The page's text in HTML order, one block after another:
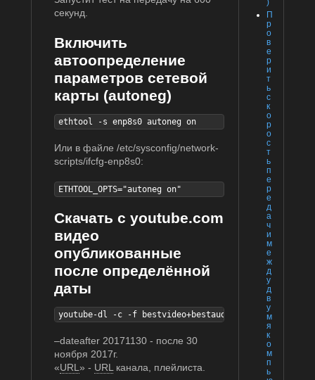
П
р
о
в
е
р
и
т
ь
с
к
о
р
о
с
т
ь
п
е
р
е
д
а
ч
и
м
е
ж
д
у
д
в
у
м
я
к
о
м
п
ь
секунд.
Включить
автоопределение
параметров сетевой
карты (autoneg)
ethtool -s enp8s0 autoneg on
Или в файле /etc/sysconfig/network-
scripts/ifcfg-enp8s0:
ETHTOOL_OPTS="autoneg on"
Скачать с youtube.com
видео
опубликованные
после определённой
даты
youtube-dl -c -f bestvideo+bestaudio --dateafter
–dateafter 20171130 - после 30
ноября 2017г.
«URL» - URL канала, плейлиста.